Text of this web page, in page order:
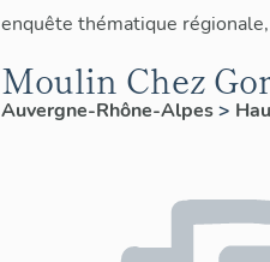
enquête thématique
Moulin Chez
Auvergne-Rhône-Alpes>